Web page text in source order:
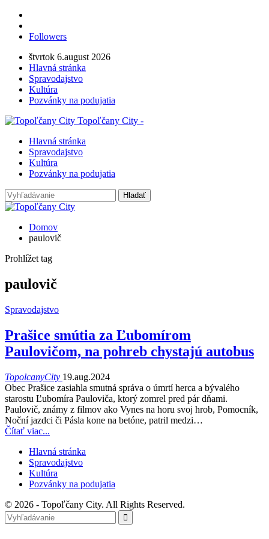
Followers
štvrtok 6.august 2026
Hlavná stránka
Spravodajstvo
Kultúra
Pozvánky na podujatia
Topoľčany City -
Hlavná stránka
Spravodajstvo
Kultúra
Pozvánky na podujatia
Domov
paulovič
Prohlížet tag
paulovič
Spravodajstvo
Prašice smútia za Ľubomírom
Paulovičom, na pohreb chystajú autobus
TopolcanyCity 19.aug.2024
Obec Prašice zasiahla smutná správa o úmrtí herca a bývalého
starostu Ľubomíra Pauloviča, ktorý zomrel pred pár dňami.
Paulovič, známy z filmov ako Vynes na horu svoj hrob, Pomocník,
Noční jazdci či Pásla kone na betóne, patril medzi…
Čítať viac...
Hlavná stránka
Spravodajstvo
Kultúra
Pozvánky na podujatia
© 2026 - Topoľčany City. All Rights Reserved.